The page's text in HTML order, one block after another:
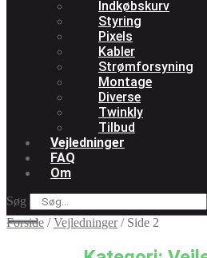
Indkøbskurv
Styring
Pixels
Kabler
Strømforsyning
Montage
Diverse
Twinkly
Tilbud
Vejledninger
FAQ
Om
Søg
Forside /Vejledninger/ Side 2